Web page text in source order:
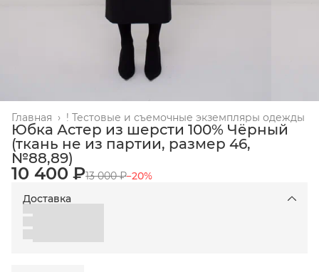
! Тестовые и съемочные экземпляры одежды
Главная ›
Юбка Астер из шерсти 100% Чёрный
(ткань не из партии, размер 46,
№88,89)
10 400 ₽13 000 ₽−20%
Доставка